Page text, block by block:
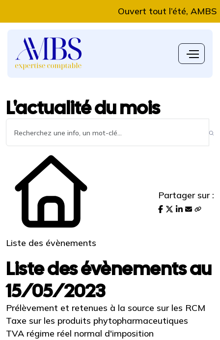
Ouvert tout l’été, AMBS
L'actualité du mois
Liste des évènements
Partager sur :
Liste des évènements au
15/05/2023
Prélèvement et retenues à la source sur les RCM
Taxe sur les produits phytopharmaceutiques
TVA régime réel normal d'imposition